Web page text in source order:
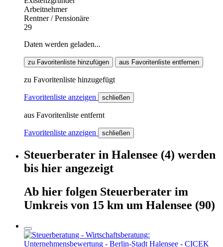
Arbeitnehmer
Rentner / Pensionäre
29
Daten werden geladen...
zu Favoritenliste hinzufügen aus Favoritenliste entfernen
zu Favoritenliste hinzugefügt
Favoritenliste anzeigen schließen
aus Favoritenliste entfernt
Favoritenliste anzeigen schließen
Steuerberater in Halensee (4) werden
bis hier angezeigt
Ab hier folgen Steuerberater im
Umkreis von 15 km um Halensee (90)